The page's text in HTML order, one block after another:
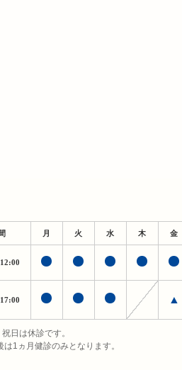
月 火 水 木 金
▲
日は休診です。
1ヵ月健診のみとなります。